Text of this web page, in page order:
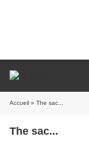
Accueil » The sac...
The sac...